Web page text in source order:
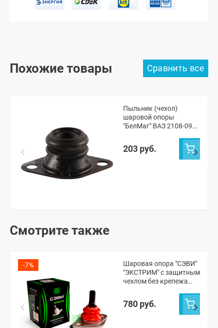
Похожие товары
Пыльник (чехол)
шаровой опоры
"БелМаг" ВАЗ 2108-099,
203 руб.
Смотрите также
-7%
Шаровая опора "СЭВИ"
"ЭКСТРИМ" с защитным
чехлом без крепежа
Приора, Калина 1-2,
Гранта
780 руб.